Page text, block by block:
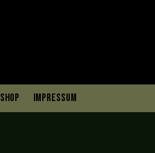
Shop Impressum